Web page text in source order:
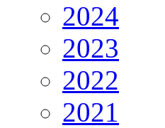
2024
2023
2022
2021